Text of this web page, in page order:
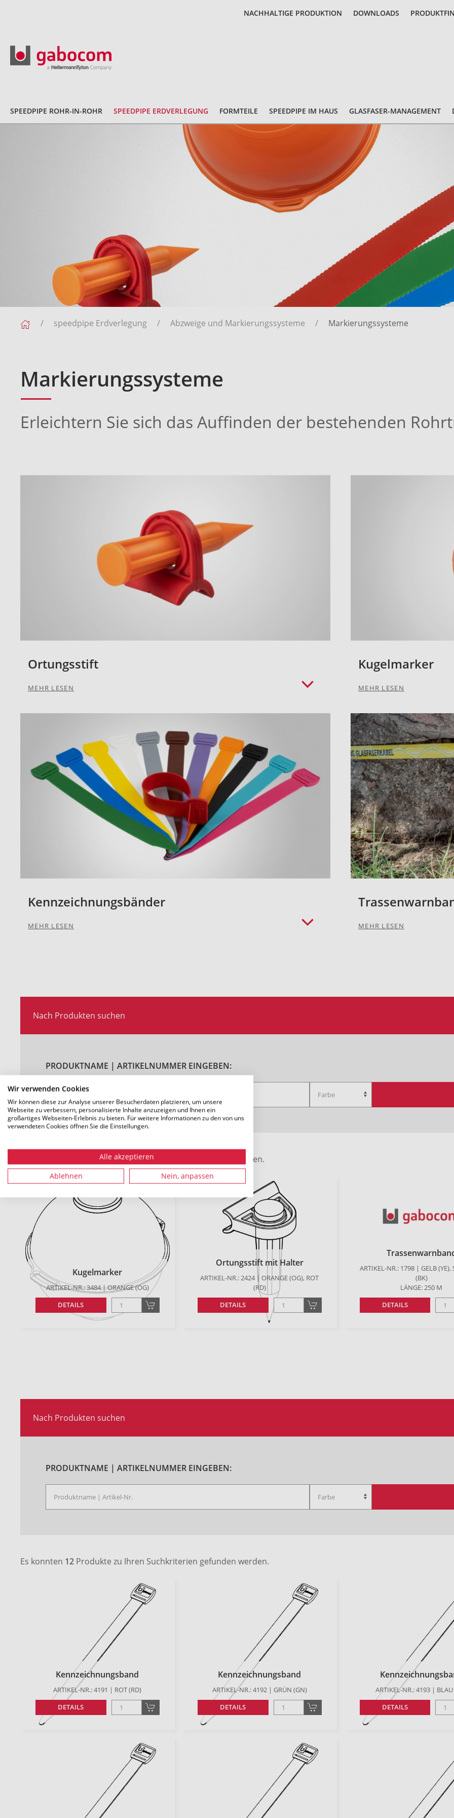
Wir verwenden Cookies
Wir können diese zur Analyse unserer Besucherdaten platzieren, um unsere
Webseite zu verbessern, personalisierte Inhalte anzuzeigen und Ihnen ein
großartiges Webseiten-Erlebnis zu bieten. Für weitere Informationen zu den von uns
verwendeten Cookies öffnen Sie die Einstellungen.
Alle akzeptieren
Ablehnen Nein, anpassen
NACHHALTIGE PRODUKTION DOWNLOADS
SPEEDPIPE ROHR-IN-ROHR SPEEDPIPE ERDVERLEGUNG FORMTEILE SPEEDPIPE IM HAUS GLASFASER-MANAGEMENT
speedpipe Erdverlegung Abzweige und Markierungssysteme Markierungssysteme
Markierungssysteme
Erleichtern Sie sich das Auffinden der bestehenden
Ortungsstift
MEHR LESEN
Kugelmarker
MEHR LESEN
Kennzeichnungsbänder
MEHR LESEN MEHR LESEN
Nach Produkten suchen
PRODUKTNAME | ARTIKELNUMMER EINGEBEN:
Produkte zu Ihren Suchkriterien gefunden werden.
Kugelmarker
ARTIKEL-NR.: 3484 | ORANGE (OG)
DETAILS
Ortungsstift mit Halter
ARTIKEL-NR.: 2424 | ORANGE (OG), ROT
(RD)
DETAILS
ARTIKEL-NR.: 1798 | GELB (YE),
(BK)
LÄNGE: 250 M
DETAILS
Nach Produkten suchen
PRODUKTNAME | ARTIKELNUMMER EINGEBEN:
Es konnten 12 Produkte zu Ihren Suchkriterien gefunden werden.
Kennzeichnungsband
ARTIKEL-NR.: 4191 | ROT (RD)
DETAILS
Kennzeichnungsband
ARTIKEL-NR.: 4192 | GRÜN (GN)
DETAILS
ARTIKEL-NR.: 4193 |
DETAILS